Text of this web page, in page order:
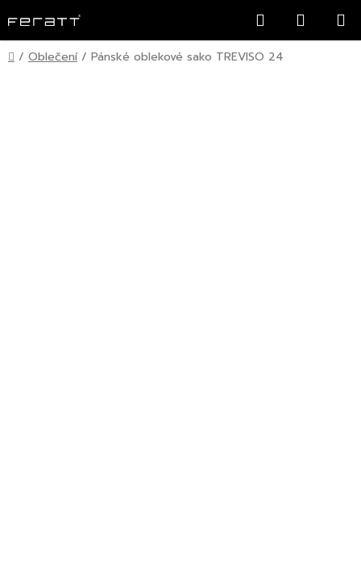
na
obsah
Hledat
KOŠÍK
Domů
/ Oblečení / Pánské oblekové sako TREVISO 24